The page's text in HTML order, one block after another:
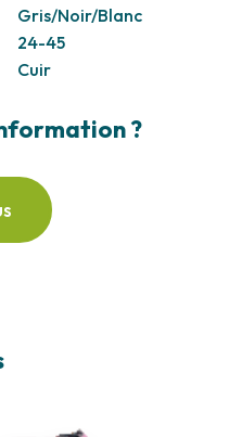
Gris/Noir/Blanc
24-45
Cuir
?